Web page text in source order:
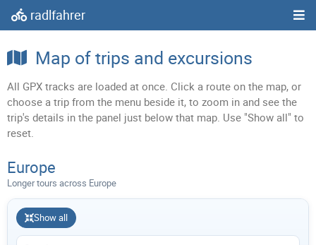
radlfahrer
Map of trips and excursions
All GPX tracks are loaded at once. Click a route on the map, or
choose a trip from the menu beside it, to zoom in and see the
trip's details in the panel just below that map. Use "Show all" to
reset.
Europe
Longer tours across Europe
Show all